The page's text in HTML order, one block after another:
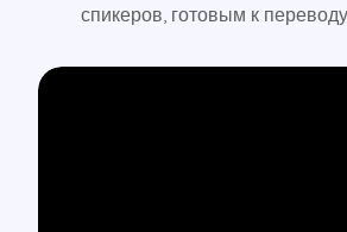
спикеров, готовым к